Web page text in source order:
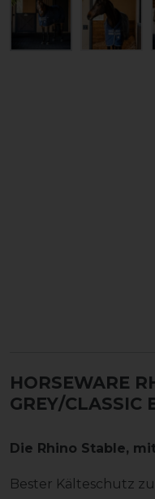
HORSEWARE
GREY/CLASSIC
Die Rhino Stable,
Bester Kälteschutz